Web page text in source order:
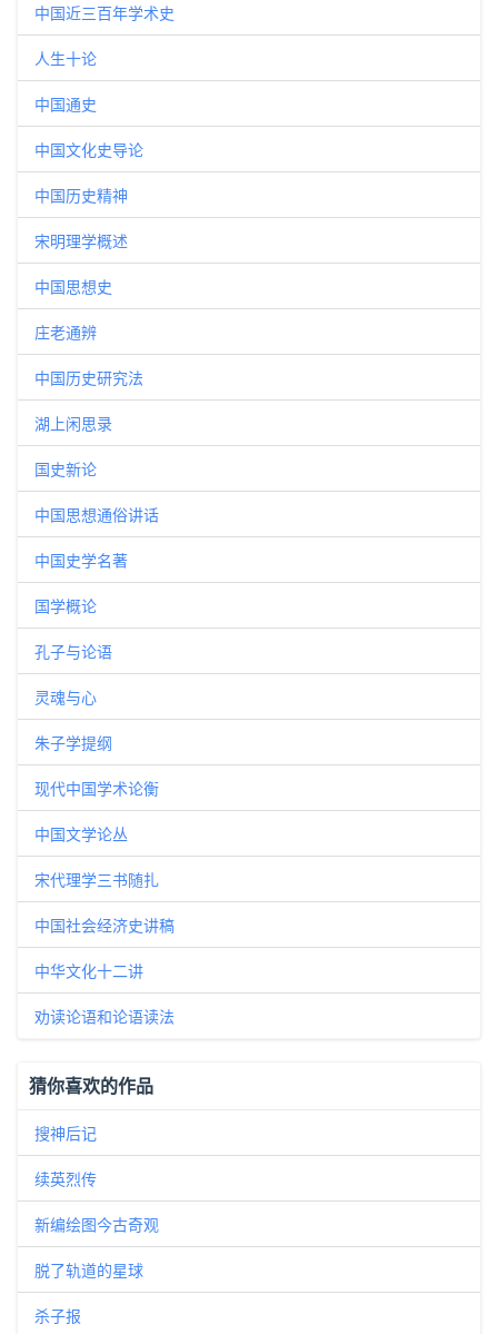
中国近三百年学术史
人生十论
中国通史
中国文化史导论
中国历史精神
宋明理学概述
中国思想史
庄老通辨
中国历史研究法
湖上闲思录
国史新论
中国思想通俗讲话
中国史学名著
国学概论
孔子与论语
灵魂与心
朱子学提纲
现代中国学术论衡
中国文学论丛
宋代理学三书随扎
中国社会经济史讲稿
中华文化十二讲
劝读论语和论语读法
猜你喜欢的作品
搜神后记
续英烈传
新编绘图今古奇观
脱了轨道的星球
杀子报